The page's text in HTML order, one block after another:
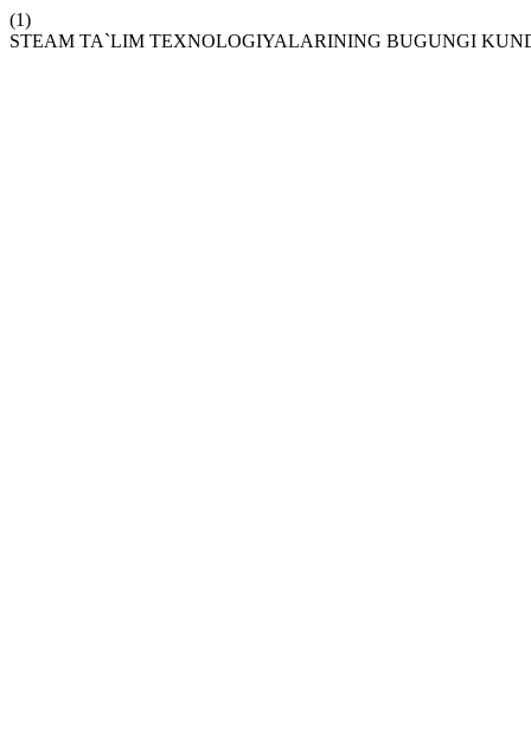
(1)
STEAM TA`LIM TEXNOLOGIYALARINING BUGUNGI